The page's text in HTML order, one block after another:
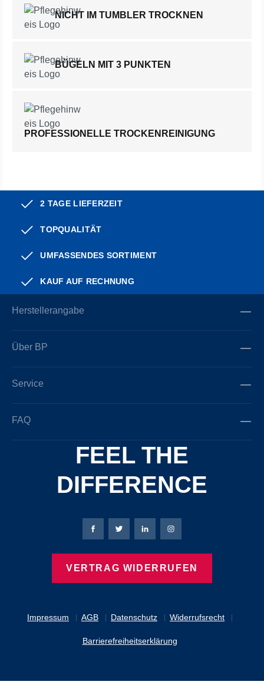
NICHT IM TUMBLER TROCKNEN
BÜGELN MIT 3 PUNKTEN
PROFESSIONELLE TROCKENREINIGUNG
2 TAGE LIEFERZEIT
TOPQUALITÄT
UMFASSENDES SORTIMENT
KAUF AUF RECHNUNG
Herstellerangabe
Über BP
Service
FAQ
FEEL THE
DIFFERENCE
Impressum AGB Datenschutz Widerrufsrecht
Barrierefreiheitserklärung
Bierbaum-Proenen Facebook-Seite
Bierbaum-Proenen Twitter Seite
Bierbaum-Proenen LinkedIn
Bierbaum-Proenen
VERTRAG WIDERRUFEN